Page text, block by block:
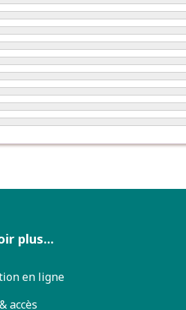
plus...
en ligne
accès